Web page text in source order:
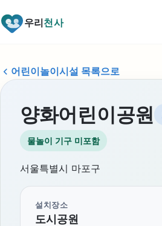
우리천사
어린이놀이시설 목록으로
양화어린이공원
물놀이 기구 미포함
서울특별시 마포구
설치장소
도시공원